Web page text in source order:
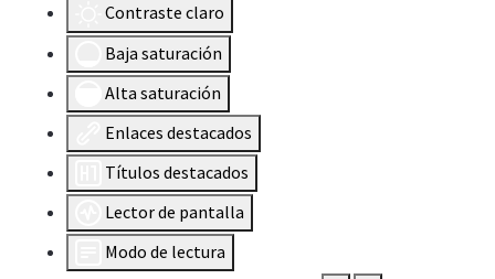
Contraste claro
Baja saturación
Alta saturación
Enlaces destacados
Títulos destacados
Lector de pantalla
Modo de lectura